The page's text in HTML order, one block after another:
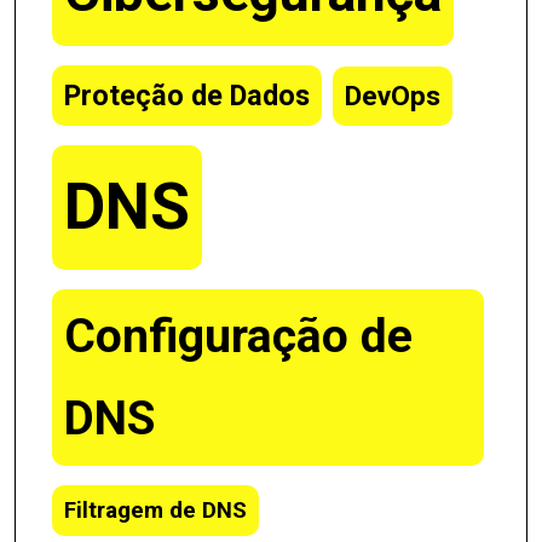
Proteção de Dados DevOps
DNS
Configuração de
DNS
Filtragem de DNS